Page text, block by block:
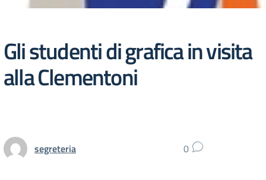
Gli studenti di grafica in visita
alla Clementoni
segreteria 0